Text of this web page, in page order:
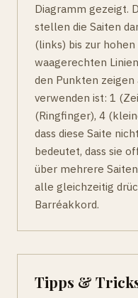
Diagramm gezeigt.
stellen die Saiten
(links) bis zur
waagerechten
den Punkten
verwenden ist: 1
(Ringfinger), 4
dass diese Saite
bedeutet, dass sie
über mehrere
alle gleichzeitig
Barréakkord.
Tipps &